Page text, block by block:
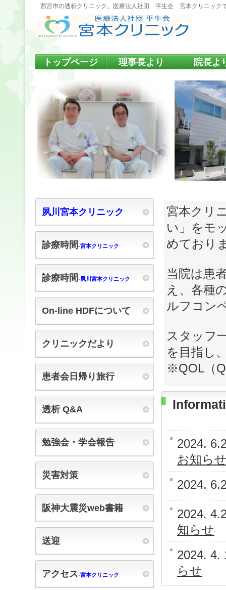
西宮市の透析クリニック。医療法人社団 平生会 宮本クリニック
宮本クリ
い」をモ
めており
当院は患
え、各種
ルフコン
スタッフ
を目指し
※QOL（
2024.
お知ら
2024.
2024.
知らせ
2024.
らせ
トップページ 理事長より 院長よ
夙川宮本クリニック
診療時間‐宮本クリニック
診療時間‐夙川宮本クリニック
On-line HDFについて
クリニックだより
患者会日帰り旅行
透析 Q&A
勉強会・学会報告
災害対策
阪神大震災web書籍
送迎
アクセス‐宮本クリニック